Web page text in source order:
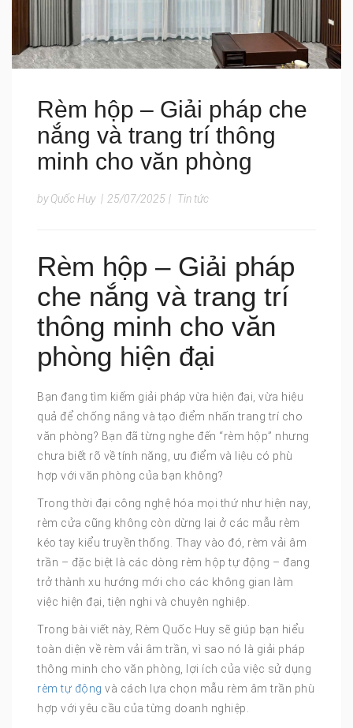
Rèm hộp – Giải pháp che
nắng và trang trí thông
minh cho văn phòng
by Quốc Huy | 25/07/2025 | Tin tức
Rèm hộp – Giải pháp
che nắng và trang trí
thông minh cho văn
phòng hiện đại
Bạn đang tìm kiếm giải pháp vừa hiện đại, vừa hiệu
quả để chống nắng và tạo điểm nhấn trang trí cho
văn phòng? Bạn đã từng nghe đến “rèm hộp” nhưng
chưa biết rõ về tính năng, ưu điểm và liệu có phù
hợp với văn phòng của bạn không?
Trong thời đại công nghệ hóa mọi thứ như hiện nay,
rèm cửa cũng không còn dừng lại ở các mẫu rèm
kéo tay kiểu truyền thống. Thay vào đó, rèm vải âm
trần – đặc biệt là các dòng rèm hộp tự động – đang
trở thành xu hướng mới cho các không gian làm
việc hiện đại, tiện nghi và chuyên nghiệp.
Trong bài viết này, Rèm Quốc Huy sẽ giúp bạn hiểu
toàn diện về rèm vải âm trần, vì sao nó là giải pháp
thông minh cho văn phòng, lợi ích của việc sử dụng
rèm tự động và cách lựa chọn mẫu rèm âm trần phù
hợp với yêu cầu của từng doanh nghiệp.